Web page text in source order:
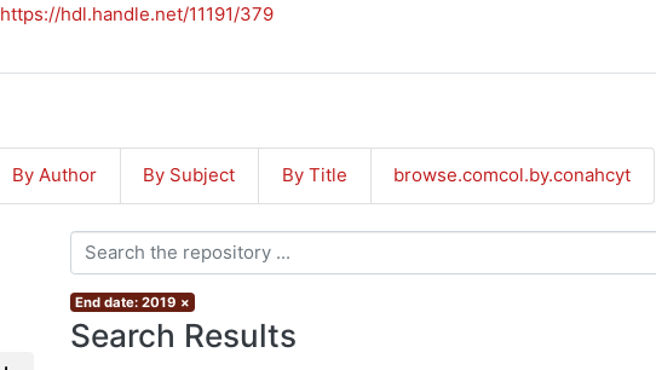
https://hdl.handle.net/11191/379
By Author By Subject By Title browse.comcol.by.conahcyt
End date: 2019 ×
Search Results